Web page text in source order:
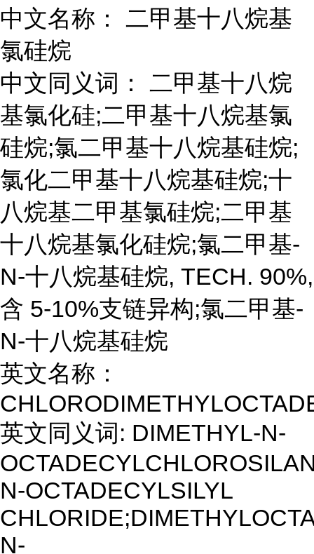
中文名称： 二甲基十八烷基
氯硅烷
中文同义词： 二甲基十八烷
基氯化硅;二甲基十八烷基氯
硅烷;氯二甲基十八烷基硅烷;
氯化二甲基十八烷基硅烷;十
八烷基二甲基氯硅烷;二甲基
十八烷基氯化硅烷;氯二甲基-
N-十八烷基硅烷, TECH. 90%,
含 5-10%支链异构;氯二甲基-
N-十八烷基硅烷
英文名称：
英文同义词: DIMETHYL-N-
N-OCTADECYLSILYL
N-